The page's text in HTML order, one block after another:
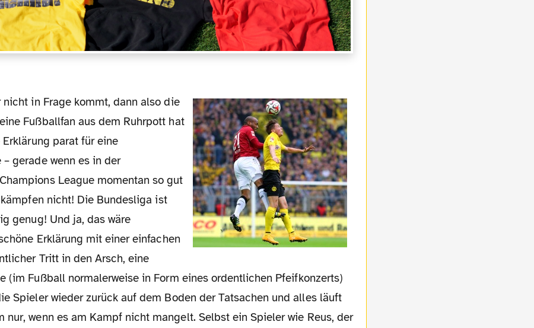
Fußballfan aus dem Ruhrpott hat
parat für eine
gerade wenn es in der
League momentan so gut
nicht! Die Bundesliga ist
genug! Und ja, das wäre
Erklärung mit einer einfachen
Tritt in den Arsch, eine
(im Fußball normalerweise in Form eines ordentlichen Pfeifkonzerts)
Spieler wieder zurück auf dem Boden der Tatsachen und alles läuft
nur, wenn es am Kampf nicht mangelt. Selbst ein Spieler wie Reus, der